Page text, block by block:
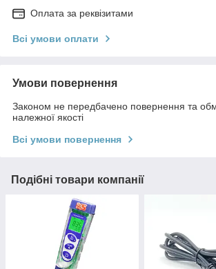
Оплата за реквізитами
Всі умови оплати
Умови повернення
Законом не передбачено повернення та
належної якості
Всі умови повернення
Подібні товари компанії